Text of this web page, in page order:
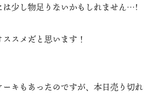
は少し物足りないかもしれません…!
スメだと思います！
キもあったのですが、本日売り切れ